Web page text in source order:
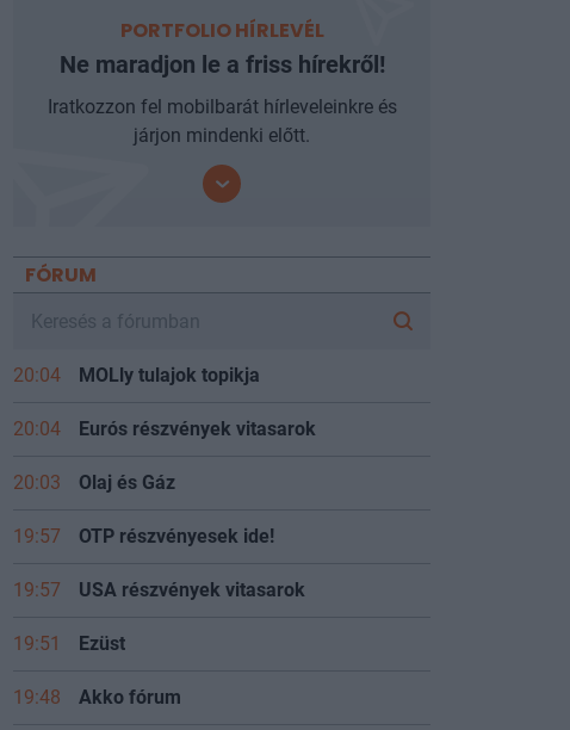
PORTFOLIO HÍRLEVÉL
Ne maradjon le a friss hírekről!
Iratkozzon fel mobilbarát hírleveleinkre és
járjon mindenki előtt.
FÓRUM
20:04 MOLly tulajok topikja
20:04 Eurós részvények vitasarok
20:03 Olaj és Gáz
19:57 OTP részvényesek ide!
19:57 USA részvények vitasarok
19:51 Ezüst
19:48 Akko fórum